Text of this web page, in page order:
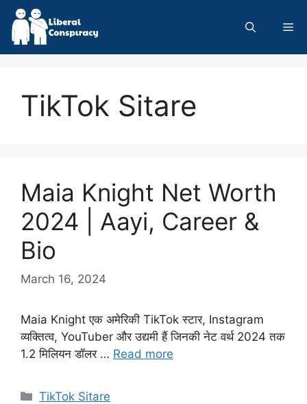
Skip
content
TikTok Sitare
Maia Knight Net Worth
2024 | Aayi, Career &
Bio
March 16, 2024
Maia Knight एक अमेरिकी TikTok स्टार, Instagram
व्यक्तित्व, YouTuber और उद्यमी हैं जिनकी नेट वर्थ 2024 तक
1.2 मिलियन डॉलर … Read more
Categories
TikTok Sitare